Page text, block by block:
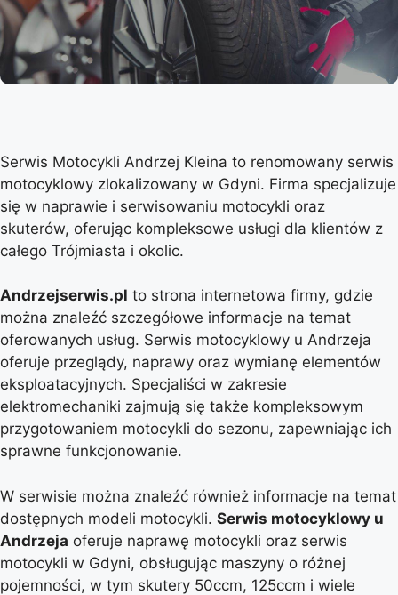
Serwis Motocykli Andrzej Kleina to renomowany serwis
motocyklowy zlokalizowany w Gdyni. Firma specjalizuje
się w naprawie i serwisowaniu motocykli oraz
skuterów, oferując kompleksowe usługi dla klientów z
całego Trójmiasta i okolic.
Andrzejserwis.pl to strona internetowa firmy, gdzie
można znaleźć szczegółowe informacje na temat
oferowanych usług. Serwis motocyklowy u Andrzeja
oferuje przeglądy, naprawy oraz wymianę elementów
eksploatacyjnych. Specjaliści w zakresie
elektromechaniki zajmują się także kompleksowym
przygotowaniem motocykli do sezonu, zapewniając ich
sprawne funkcjonowanie.
W serwisie można znaleźć również informacje na temat
dostępnych modeli motocykli. Serwis motocyklowy u
Andrzeja oferuje naprawę motocykli oraz serwis
motocykli w Gdyni, obsługując maszyny o różnej
pojemności, w tym skutery 50ccm, 125ccm i wiele